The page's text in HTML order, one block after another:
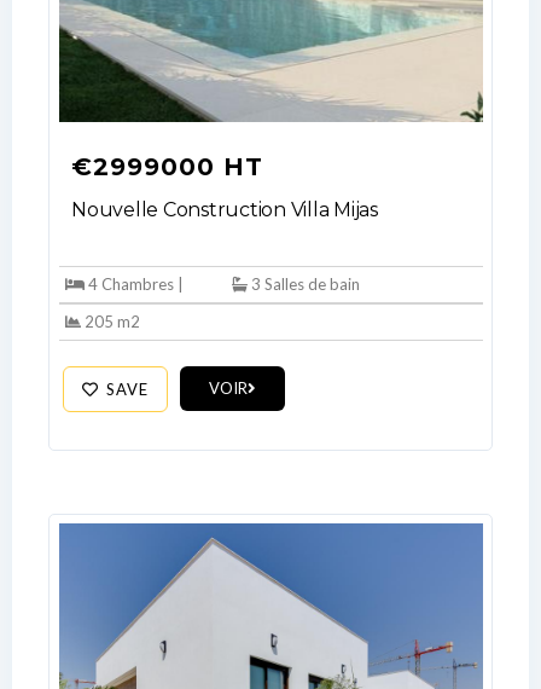
€2999000 HT
Nouvelle Construction Villa Mijas
4 Chambres |
3 Salles de bain
205 m2
SAVE VOIR